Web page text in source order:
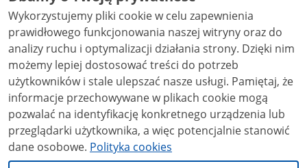
Creative Commons: uznanie autorstwa użycie
niekomercyjne - bez utworów zależnych 4.0 (CC BY-
NC-ND 4.0), o ile nie jest to stwierdzone inaczej.
Wykorzystujemy pliki cookie w celu zapewnienia
prawidłowego funkcjonowania naszej witryny oraz do
analizy ruchu i optymalizacji działania strony. Dzięki nim
możemy lepiej dostosować treści do potrzeb
użytkowników i stale ulepszać nasze usługi. Pamiętaj, że
informacje przechowywane w plikach cookie mogą
pozwalać na identyfikację konkretnego urządzenia lub
przeglądarki użytkownika, a więc potencjalnie stanowić
dane osobowe. Polityka cookies